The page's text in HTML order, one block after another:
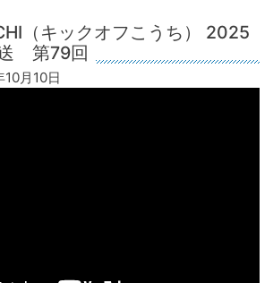
（キックオフこうち） 2025
第79回
月10日